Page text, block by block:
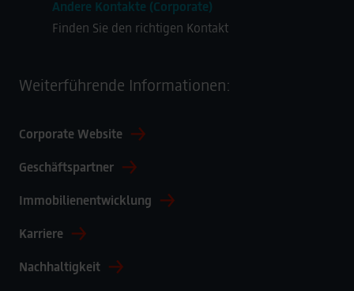
and in ourprivacy policy.
Legal Notice
Andere Kontakte (Corporate)
Finden Sie den richtigen Kontakt
Weiterführende Informationen:
Corporate Website
Geschäftspartner
Immobilienentwicklung
Karriere
Nachhaltigkeit